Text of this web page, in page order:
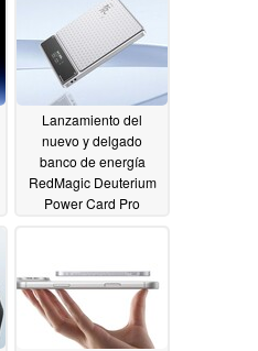
Lanzamiento del
nuevo y delgado
banco de energía
RedMagic Deuterium
Power Card Pro